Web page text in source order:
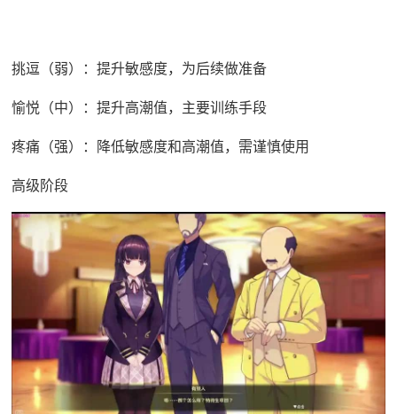
挑逗（弱）：提升敏感度，为后续做准备
愉悦（中）：提升高潮值，主要训练手段
疼痛（强）：降低敏感度和高潮值，需谨慎使用
高级阶段